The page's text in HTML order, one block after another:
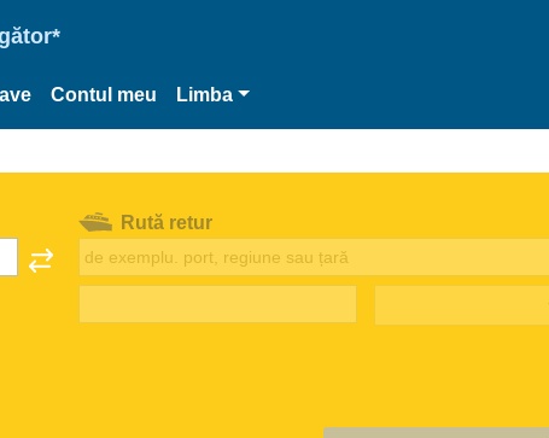
Contul meu Limba
Rută retur